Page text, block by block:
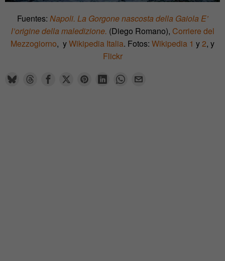
Fuentes: Napoli. La Gorgone nascosta della Gaiola E’
l’origine della maledizione. (Diego Romano), Corriere del
Mezzogiorno, yWikipedia Italia. Fotos: Wikipedia 1 y2, y
Flickr